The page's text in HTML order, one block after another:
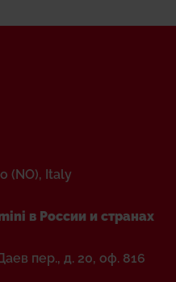
(NO), Italy
в России и странах
пер., д. 20, оф. 816